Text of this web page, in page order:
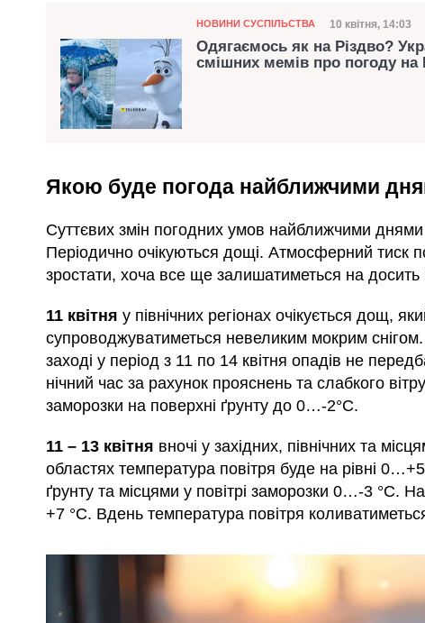
Категорія
НОВИНИ СУСПІЛЬСТВА Дата
10 квітня, 14:03
Одягаємось як на Різдво?
смішних мемів про погоду на
Якою буде погода найближчими
Суттєвих змін погодних умов найближчими
Періодично очікуються дощі. Атмосферний тиск
зростати, хоча все ще залишатиметься на досить
11 квітня у північних регіонах очікується дощ,
супроводжуватиметься невеликим мокрим
заході у період з 11 по 14 квітня опадів не
нічний час за рахунок прояснень та слабкого
заморозки на поверхні ґрунту до 0…-2°С.
11 – 13 квітня вночі у західних, північних та
областях температура повітря буде на рівні
ґрунту та місцями у повітрі заморозки 0…-3 °С.
+7 °С. Вдень температура повітря